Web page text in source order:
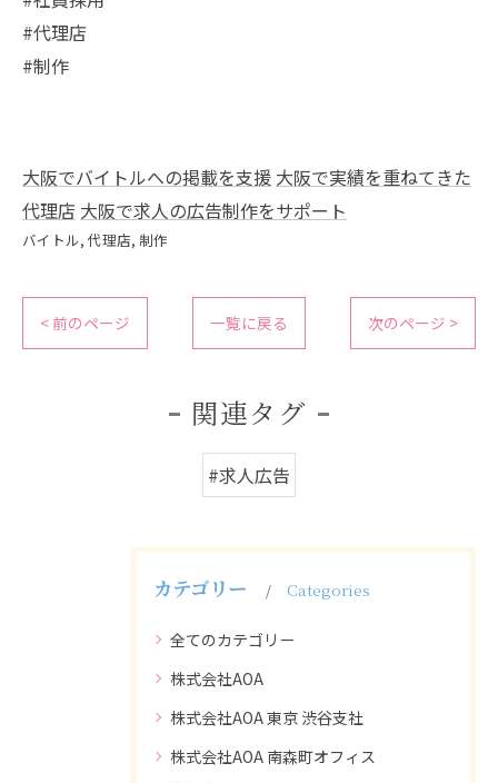
#代理店
#制作
大阪でバイトルへの掲載を支援 大阪で実績を重ねてきた
代理店 大阪で求人の広告制作をサポート
バイトル 代理店 制作
< 前のページ 一覧に戻る 次のページ >
関連タグ
#求人広告
カテゴリー Categories
全てのカテゴリー
株式会社AOA
株式会社AOA 東京 渋谷支社
株式会社AOA 南森町オフィス